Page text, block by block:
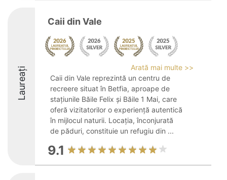
Laureați
Caii din Vale
Arată mai multe >>
Caii din Vale reprezintă un centru de
recreere situat în Betfia, aproape de
stațiunile Băile Felix și Băile 1 Mai, care
oferă vizitatorilor o experiență autentică
în mijlocul naturii. Locația, înconjurată
de păduri, constituie un refugiu din ...
9.1